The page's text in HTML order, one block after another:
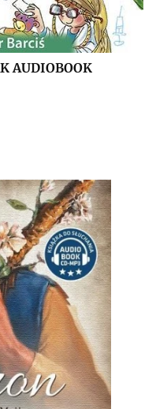
AUDIOBOOK